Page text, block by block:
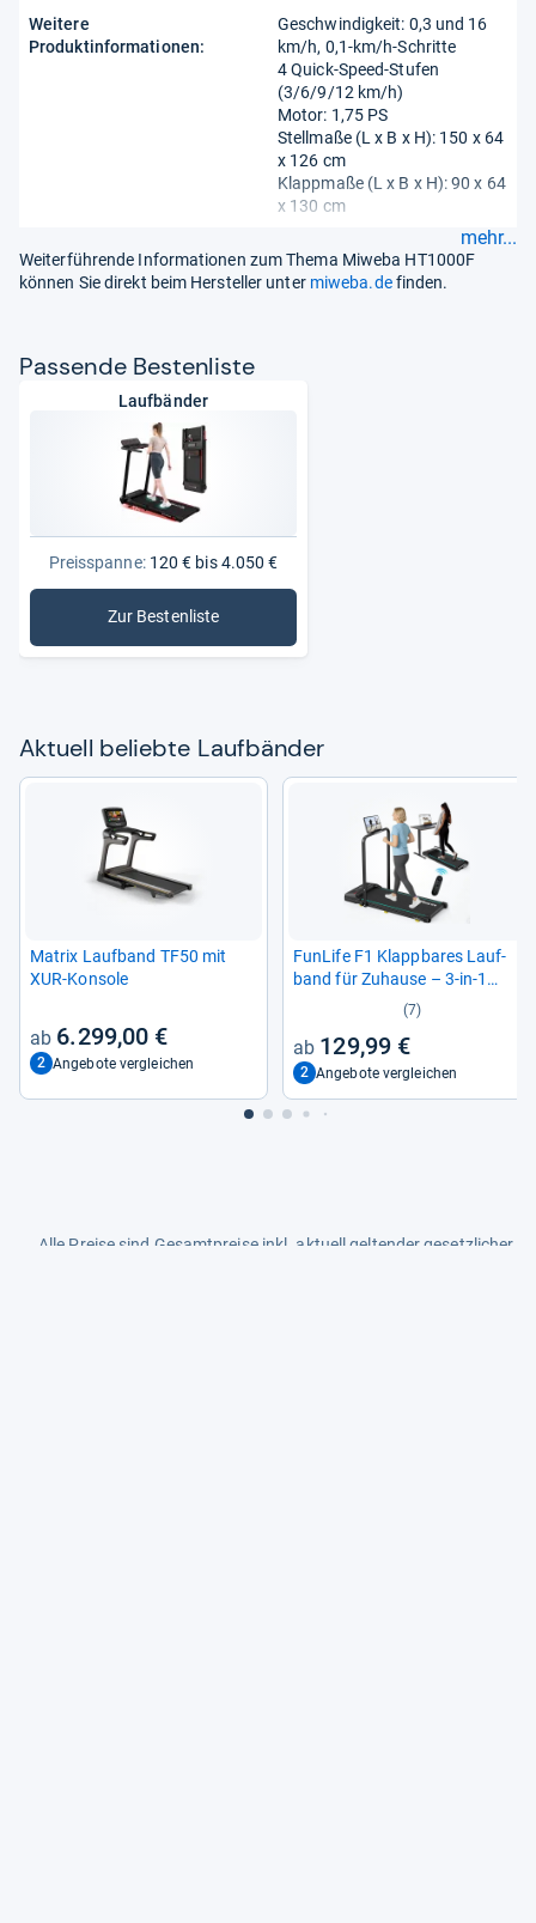
Weitere
Produktinformationen:
Geschwindigkeit: 0,3 und 16
km/h, 0,1-km/h-Schritte
4 Quick-Speed-Stufen
(3/6/9/12 km/h)
Motor: 1,75 PS
Stellmaße (L x B x H): 150 x 64
x 126 cm
Klappmaße (L x B x H): 90 x 64
x 130 cm
mehr...
Weiterführende Informationen zum Thema Miweba HT1000F
können Sie direkt beim Hersteller unter miweba.definden.
Pas­sende Bes­ten­liste
Laufbänder
Preisspanne:120 € bis 4.050 €
Zur Bestenliste
: Laufbänder
Aktu­ell beliebte Lauf­bän­der
Matrix Lauf­band TF50 mit
XUR-​Kon­sole
6.299,00 €
2 Angebote vergleichen
Fun­Life F1 Klapp­ba­res Lauf­
band für Zuhause – 3-​in-​1
Mini Lauf­band mit Hal­te­griff
(7)
129,99 €
2 Angebote vergleichen
Alle Preise sind Gesamtpreise inkl. aktuell geltender gesetzlicher